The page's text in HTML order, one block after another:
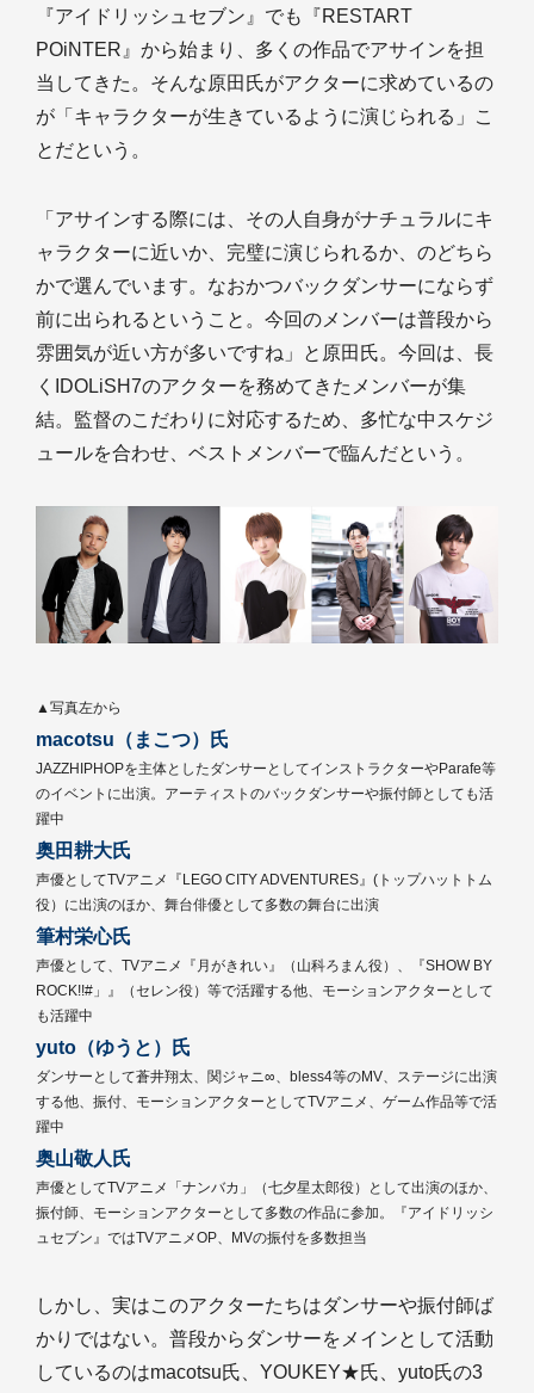
『アイドリッシュセブン』でも『RESTART
POiNTER』から始まり、多くの作品でアサインを担
当してきた。そんな原田氏がアクターに求めているの
が「キャラクターが生きているように演じられる」こ
とだという。
「アサインする際には、その人自身がナチュラルにキ
ャラクターに近いか、完璧に演じられるか、のどちら
かで選んでいます。なおかつバックダンサーにならず
前に出られるということ。今回のメンバーは普段から
雰囲気が近い方が多いですね」と原田氏。今回は、長
くIDOLiSH7のアクターを務めてきたメンバーが集
結。監督のこだわりに対応するため、多忙な中スケジ
ュールを合わせ、ベストメンバーで臨んだという。
▲写真左から
macotsu（まこつ）氏
JAZZHIPHOPを主体としたダンサーとしてインストラクターやParafe等
のイベントに出演。アーティストのバックダンサーや振付師としても活
躍中
奥田耕大氏
声優としてTVアニメ『LEGO CITY ADVENTURES』(トップハットトム
役）に出演のほか、舞台俳優として多数の舞台に出演
筆村栄心氏
声優として、TVアニメ『月がきれい』（山科ろまん役）、『SHOW BY
ROCK!!#」』（セレン役）等で活躍する他、モーションアクターとして
も活躍中
yuto（ゆうと）氏
ダンサーとして蒼井翔太、関ジャニ∞、bless4等のMV、ステージに出演
する他、振付、モーションアクターとしてTVアニメ、ゲーム作品等で活
躍中
奥山敬人氏
声優としてTVアニメ「ナンバカ」（七夕星太郎役）として出演のほか、
振付師、モーションアクターとして多数の作品に参加。『アイドリッシ
ュセブン』ではTVアニメOP、MVの振付を多数担当
しかし、実はこのアクターたちはダンサーや振付師ば
かりではない。普段からダンサーをメインとして活動
しているのはmacotsu氏、YOUKEY★氏、yuto氏の3